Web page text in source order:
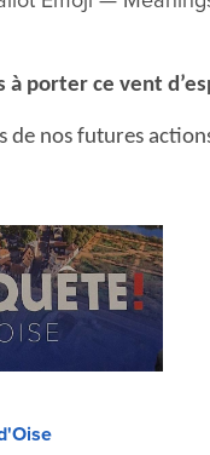
à porter ce vent
de nos futures